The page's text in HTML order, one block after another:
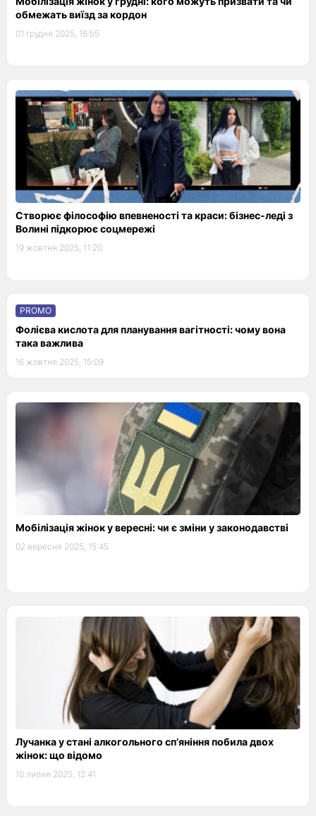
обмежать виїзд за кордон
01 грудня 2025, 18:55
Створює філософію впевненості та краси: бізнес-леді з
Волині підкорює соцмережі
19 жовтня 2025, 11:20
PROMO
Фолієва кислота для планування вагітності: чому вона
така важлива
16 жовтня 2025, 15:09
Мобілізація жінок у вересні: чи є зміни у законодавстві
02 вересня 2025, 15:45
Лучанка у стані алкогольного сп’яніння побила двох
жінок: що відомо
10 липня 2025, 12:41